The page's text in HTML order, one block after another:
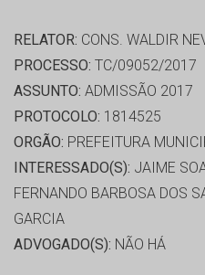
RELATOR: CONS. WALDIR
PROCESSO: TC/09052/2017
ASSUNTO: ADMISSÃO 2017
PROTOCOLO: 1814525
ORGÃO: PREFEITURA
INTERESSADO(S): JAIME
FERNANDO BARBOSA DOS
GARCIA
ADVOGADO(S): NÃO HÁ